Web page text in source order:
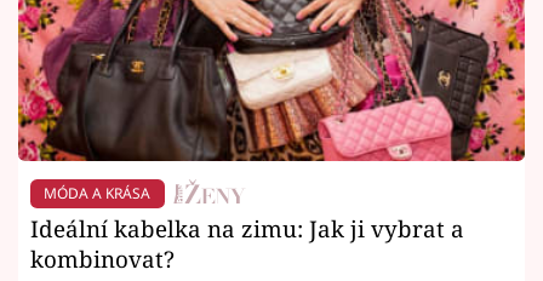
MÓDA A KRÁSA
Ideální kabelka na zimu: Jak ji vybrat a
kombinovat?